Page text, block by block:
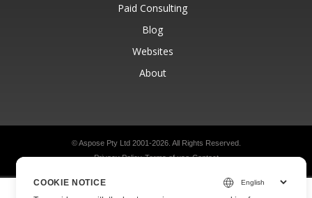
Paid Consulting
Blog
Websites
About
© Aspose Pty Ltd 2001-2026. All Rights Reserved.
Privacy Policy Terms of use Contact
COOKIE NOTICE